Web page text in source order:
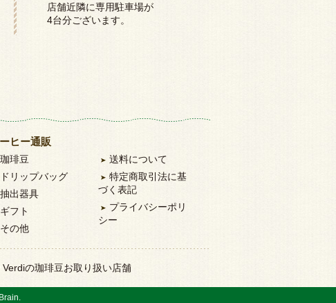
店舗近隣に専用駐車場が
4台分ございます。
ヒー通販
珈琲豆
ドリップバッグ
抽出器具
ギフト
その他
送料について
特定商取引法に基
づく表記
プライバシーポリ
シー
Verdiの珈琲豆お取り扱い店舗
.